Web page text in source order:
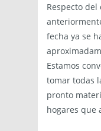
Respecto
fecha ya se
Estamos
tomar todas
pronto
hogares que